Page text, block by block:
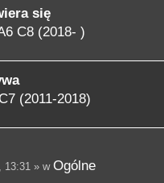
się
C8 (2018- )
(2011-2018)
13:31 » w Ogólne